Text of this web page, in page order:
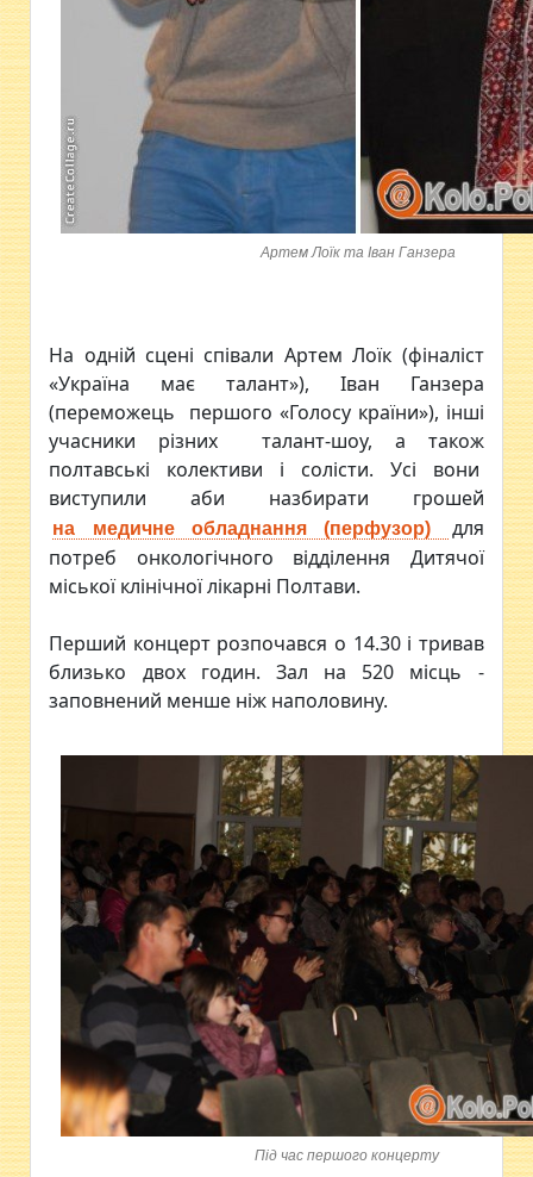
Артем Лоїк та Іван Ганзера
На одній сцені співали Артем Лоїк (фіналіст
«Україна має талант»), Іван Ганзера
(переможець першого «Голосу країни»), інші
учасники різних талант-шоу, а також
полтавські колективи і солісти. Усі вони
виступили аби назбирати грошей
на медичне обладнання (перфузор)
для
потреб онкологічного відділення Дитячої
міської клінічної лікарні Полтави.
Перший концерт розпочався о 14.30 і тривав
близько двох годин. Зал на 520 місць -
заповнений менше ніж наполовину.
Під час першого концерту